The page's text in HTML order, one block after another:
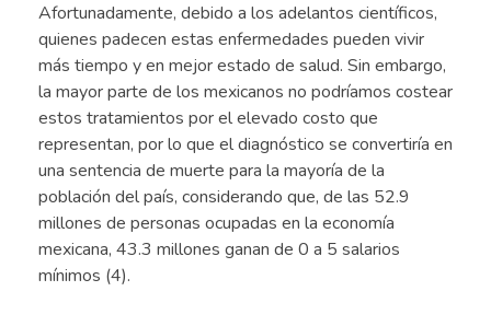
Afortunadamente, debido a los adelantos científicos,
quienes padecen estas enfermedades pueden vivir
más tiempo y en mejor estado de salud. Sin embargo,
la mayor parte de los mexicanos no podríamos costear
estos tratamientos por el elevado costo que
representan, por lo que el diagnóstico se convertiría en
una sentencia de muerte para la mayoría de la
población del país, considerando que, de las 52.9
millones de personas ocupadas en la economía
mexicana, 43.3 millones ganan de 0 a 5 salarios
mínimos (4).